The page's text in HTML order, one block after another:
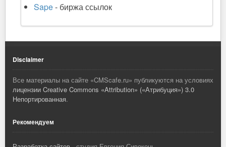
Sape- биржа ссылок
Disclaimer
Все материалы на сайте «CMScafe.ru» публикуются на условиях
лицензии Creative Commons «Attribution» («Атрибуция») 3.0
Непортированная.
Рекомендуем